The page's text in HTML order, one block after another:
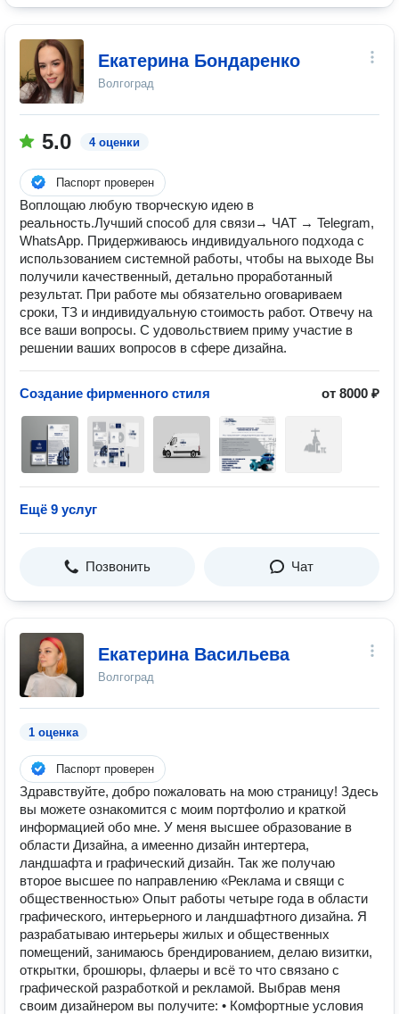
Екатерина Бондаренко
Волгоград
5.0 4 оценки
Паспорт проверен
Воплощаю любую творческую идею в
реальность.Лучший способ для связи→ ЧАТ → Telegram,
WhatsApp. Придерживаюсь индивидуального подхода с
использованием системной работы, чтобы на выходе Вы
получили качественный, детально проработанный
результат. При работе мы обязательно оговариваем
сроки, ТЗ и индивидуальную стоимость работ. Отвечу на
все ваши вопросы. С удовольствием приму участие в
решении ваших вопросов в сфере дизайна.
Создание фирменного стиля от 8000 ₽
Ещё 9 услуг
Позвонить Чат
Екатерина Васильева
Волгоград
1 оценка
Паспорт проверен
Здравствуйте, добро пожаловать на мою страницу! Здесь
вы можете ознакомится с моим портфолио и краткой
информацией обо мне. У меня высшее образование в
области Дизайна, а имеенно дизайн интертера,
ландшафта и графический дизайн. Так же получаю
второе высшее по направлению «Реклама и свящи с
общественностью» Опыт работы четыре года в области
графического, интерьерного и ландшафтного дизайна. Я
разрабатываю интерьеры жилых и общественных
помещений, занимаюсь брендированием, делаю визитки,
открытки, брошюры, флаеры и всё то что связано с
графической разработкой и рекламой. Выбрав меня
своим дизайнером вы получите: • Комфортные условия